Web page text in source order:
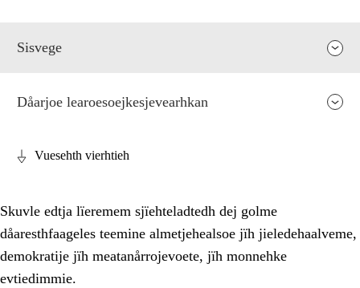
Sisvege
Dåarjoe learoesoejkesjevearhkan
Vuesehth vierhtieh
Skuvle edtja lïeremem sjïehteladtedh dej golme
dåaresthfaageles teemine almetjehealsoe jïh jieledehaalveme,
demokratije jïh meatanårrojevoete, jïh monnehke
evtiedimmie.